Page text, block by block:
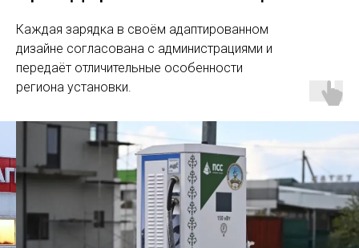
Каждая зарядка в своём адаптированном
дизайне согласована с администрациями и
передаёт отличительные особенности
региона установки.